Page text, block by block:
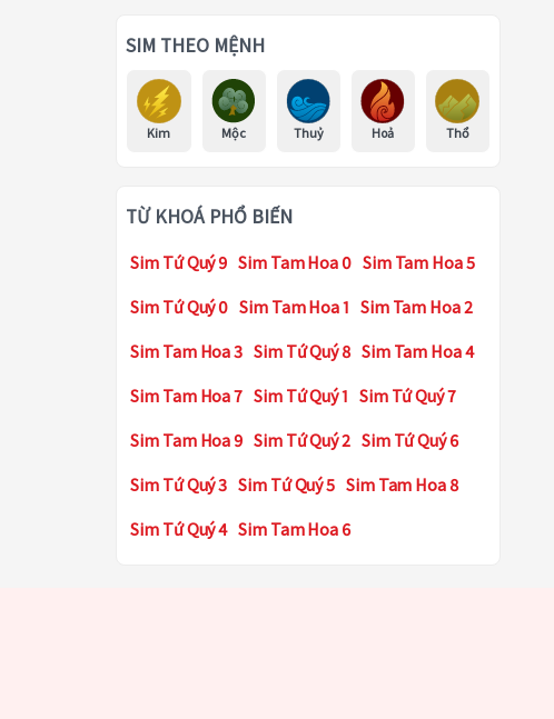
SIM THEO MỆNH
Kim Mộc Thuỷ Hoả Thổ
TỪ KHOÁ PHỔ BIẾN
Sim Tứ Quý 9 Sim Tam Hoa 0 Sim Tam Hoa 5
Sim Tứ Quý 0 Sim Tam Hoa 1 Sim Tam Hoa 2
Sim Tam Hoa 3 Sim Tứ Quý 8 Sim Tam Hoa 4
Sim Tam Hoa 7 Sim Tứ Quý 1 Sim Tứ Quý 7
Sim Tam Hoa 9 Sim Tứ Quý 2 Sim Tứ Quý 6
Sim Tứ Quý 3 Sim Tứ Quý 5 Sim Tam Hoa 8
Sim Tứ Quý 4 Sim Tam Hoa 6